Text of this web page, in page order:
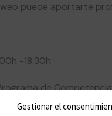
Gestionar el
puede aportarte
-18:30h
de